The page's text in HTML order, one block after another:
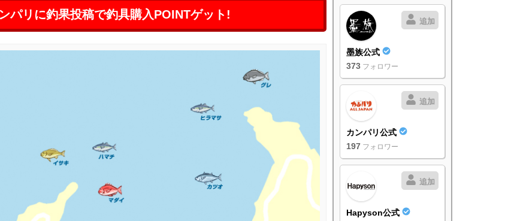
パリに釣果投稿で釣具購入POINTゲット!
追加
墨族公式
373 フォロワー
追加
カンパリ公式
197 フォロワー
追加
Hapyson公式